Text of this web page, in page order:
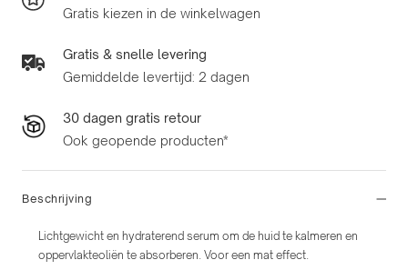
Gratis kiezen in de winkelwagen
Gratis & snelle levering
Gemiddelde levertijd: 2 dagen
30 dagen gratis retour
Ook geopende producten*
Beschrijving
Lichtgewicht en hydraterend serum om de huid te kalmeren en
oppervlakteoliën te absorberen. Voor een mat effect.